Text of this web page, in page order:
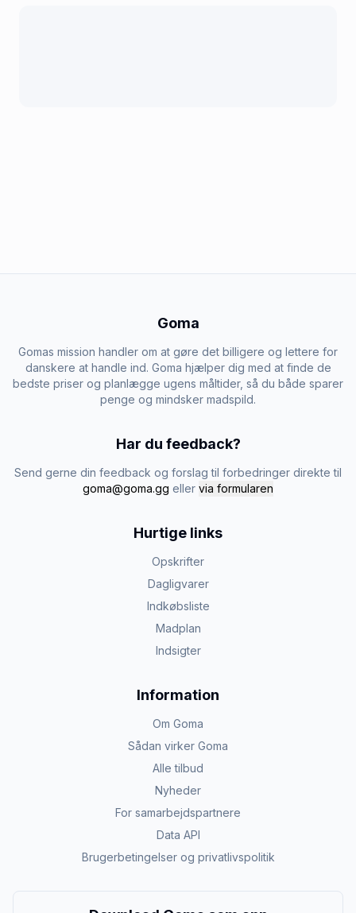
Goma
Gomas mission handler om at gøre det billigere og lettere for
danskere at handle ind. Goma hjælper dig med at finde de
bedste priser og planlægge ugens måltider, så du både sparer
penge og mindsker madspild.
Har du feedback?
Send gerne din feedback og forslag til forbedringer direkte til
goma@goma.gg eller via formularen
Hurtige links
Opskrifter
Dagligvarer
Indkøbsliste
Madplan
Indsigter
Information
Om Goma
Sådan virker Goma
Alle tilbud
Nyheder
For samarbejdspartnere
Data API
Brugerbetingelser og privatlivspolitik